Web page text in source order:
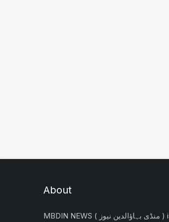
About
MBDIN NEWS ( منڈی بہاؤالدین نیوز ) is